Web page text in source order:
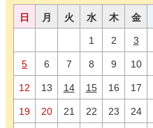
日 月 火 水 木 金
1 2 3
5 6 7 8 9 10
12 13 14 15 16 17
19 20 21 22 23 24